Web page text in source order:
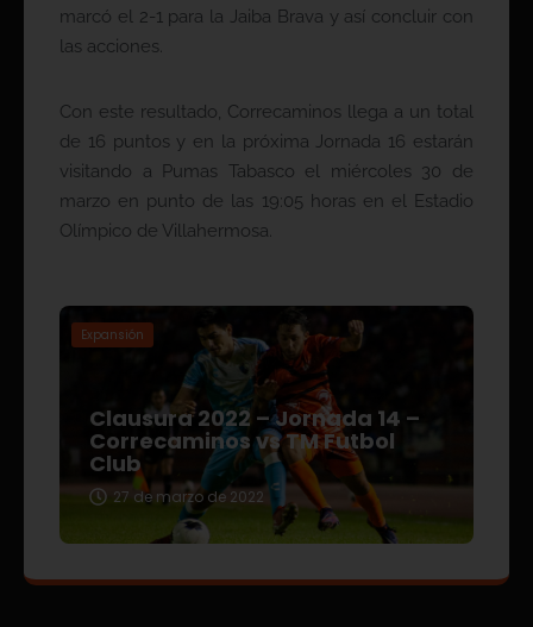
marcó el 2-1 para la Jaiba Brava y así concluir con
las acciones.
Con este resultado, Correcaminos llega a un total
de 16 puntos y en la próxima Jornada 16 estarán
visitando a Pumas Tabasco el miércoles 30 de
marzo en punto de las 19:05 horas en el Estadio
Olímpico de Villahermosa.
Expansión
Clausura 2022 – Jornada 14 –
Correcaminos vs TM Futbol
Club
27 de marzo de 2022